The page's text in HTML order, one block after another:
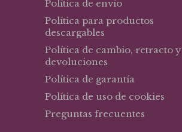
Política de envío
Política para productos
descargables
Política de cambio, retracto y
devoluciones
Política de garantía
Política de uso de cookies
Preguntas frecuentes